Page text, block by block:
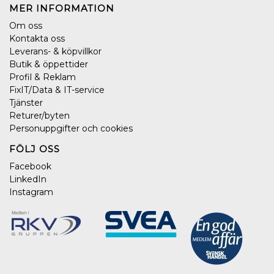
MER INFORMATION
Om oss
Kontakta oss
Leverans- & köpvillkor
Butik & öppettider
Profil & Reklam
FixIT/Data & IT-service
Tjänster
Returer/byten
Personuppgifter och cookies
FÖLJ OSS
Facebook
LinkedIn
Instagram